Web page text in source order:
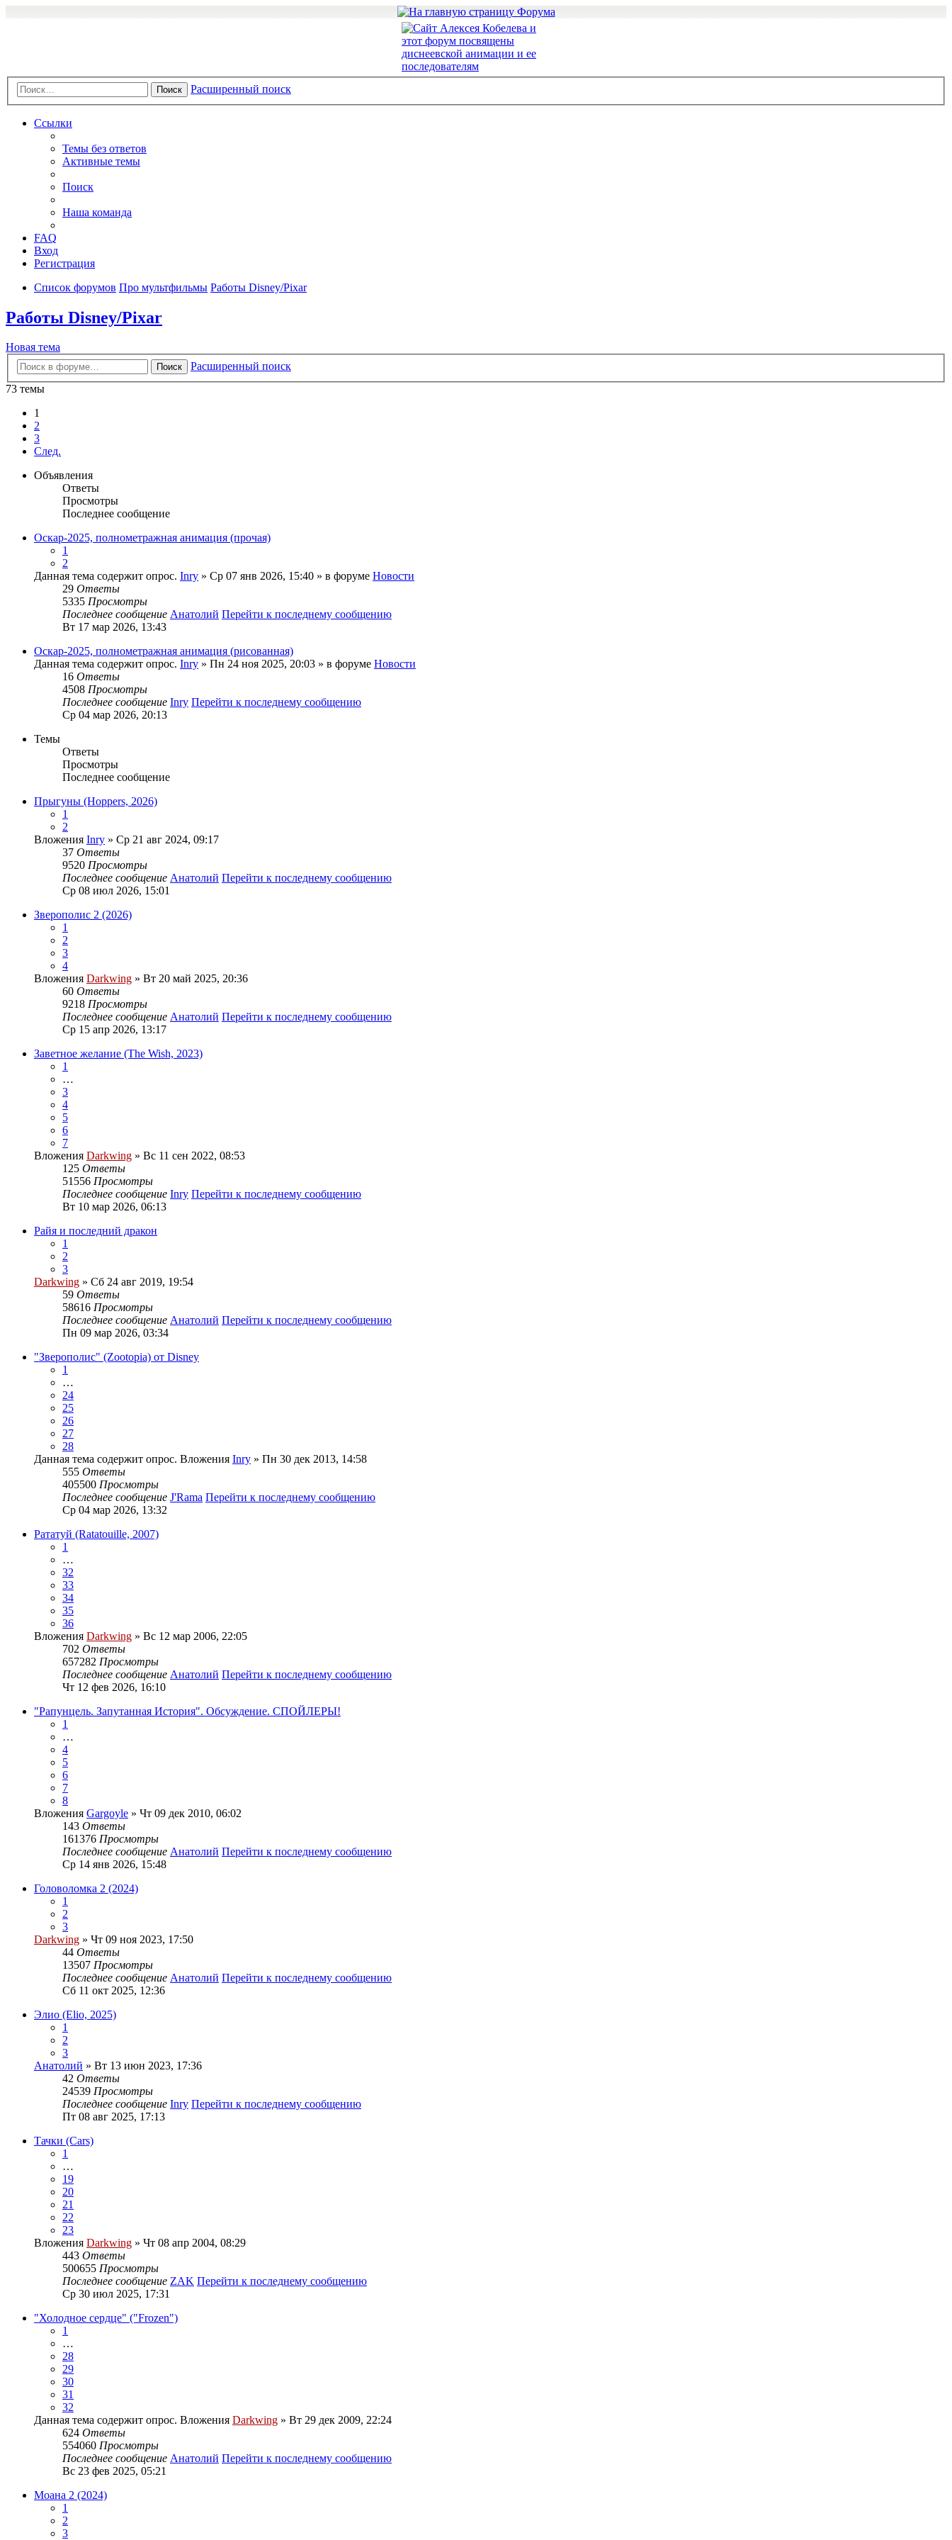
Поиск Расширенный поиск
Ссылки
Темы без ответов
Активные темы
Поиск
Наша команда
FAQ
Вход
Регистрация
Список форумов Про мультфильмы Работы Disney/Pixar
Работы Disney/Pixar
Новая тема
Поиск
Расширенный поиск
73 темы
1
2
3
След.
Объявления
Ответы
Просмотры
Последнее сообщение
Оскар-2025, полнометражная анимация (прочая)
1
2
Данная тема содержит опрос. Inry » Ср 07 янв 2026, 15:40 » в форуме Новости
29 Ответы
5335 Просмотры
Последнее сообщение Анатолий Перейти к последнему сообщению
Вт 17 мар 2026, 13:43
Оскар-2025, полнометражная анимация (рисованная)
Данная тема содержит опрос. Inry » Пн 24 ноя 2025, 20:03 » в форуме Новости
16 Ответы
4508 Просмотры
Последнее сообщение Inry Перейти к последнему сообщению
Ср 04 мар 2026, 20:13
Темы
Ответы
Просмотры
Последнее сообщение
Прыгуны (Hoppers, 2026)
1
2
Вложения Inry » Ср 21 авг 2024, 09:17
37 Ответы
9520 Просмотры
Последнее сообщение Анатолий Перейти к последнему сообщению
Ср 08 июл 2026, 15:01
Зверополис 2 (2026)
1
2
3
4
Вложения Darkwing » Вт 20 май 2025, 20:36
60 Ответы
9218 Просмотры
Последнее сообщение Анатолий Перейти к последнему сообщению
Ср 15 апр 2026, 13:17
Заветное желание (The Wish, 2023)
1
…
3
4
5
6
7
Вложения Darkwing » Вс 11 сен 2022, 08:53
125 Ответы
51556 Просмотры
Последнее сообщение Inry Перейти к последнему сообщению
Вт 10 мар 2026, 06:13
Райя и последний дракон
1
2
3
Darkwing » Сб 24 авг 2019, 19:54
59 Ответы
58616 Просмотры
Последнее сообщение Анатолий Перейти к последнему сообщению
Пн 09 мар 2026, 03:34
"Зверополис" (Zootopia) от Disney
1
…
24
25
26
27
28
Данная тема содержит опрос. Вложения Inry » Пн 30 дек 2013, 14:58
555 Ответы
405500 Просмотры
Последнее сообщение J'Rama Перейти к последнему сообщению
Ср 04 мар 2026, 13:32
Рататуй (Ratatouille, 2007)
1
…
32
33
34
35
36
Вложения Darkwing » Вс 12 мар 2006, 22:05
702 Ответы
657282 Просмотры
Последнее сообщение Анатолий Перейти к последнему сообщению
Чт 12 фев 2026, 16:10
"Рапунцель. Запутанная История". Обсуждение. СПОЙЛЕРЫ!
1
…
4
5
6
7
8
Вложения Gargoyle » Чт 09 дек 2010, 06:02
143 Ответы
161376 Просмотры
Последнее сообщение Анатолий Перейти к последнему сообщению
Ср 14 янв 2026, 15:48
Головоломка 2 (2024)
1
2
3
Darkwing » Чт 09 ноя 2023, 17:50
44 Ответы
13507 Просмотры
Последнее сообщение Анатолий Перейти к последнему сообщению
Сб 11 окт 2025, 12:36
Элио (Elio, 2025)
1
2
3
Анатолий » Вт 13 июн 2023, 17:36
42 Ответы
24539 Просмотры
Последнее сообщение Inry Перейти к последнему сообщению
Пт 08 авг 2025, 17:13
Тачки (Cars)
1
…
19
20
21
22
23
Вложения Darkwing » Чт 08 апр 2004, 08:29
443 Ответы
500655 Просмотры
Последнее сообщение ZAK Перейти к последнему сообщению
Ср 30 июл 2025, 17:31
"Холодное сердце" ("Frozen")
1
…
28
29
30
31
32
Данная тема содержит опрос. Вложения Darkwing » Вт 29 дек 2009, 22:24
624 Ответы
554060 Просмотры
Последнее сообщение Анатолий Перейти к последнему сообщению
Вс 23 фев 2025, 05:21
Моана 2 (2024)
1
2
3